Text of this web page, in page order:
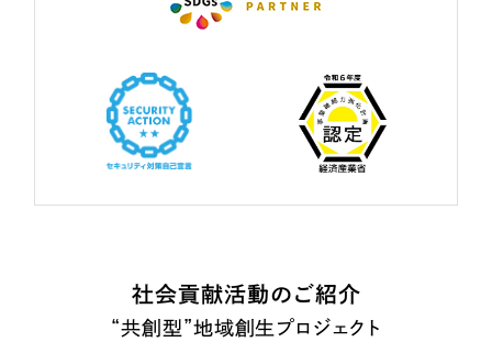
社会貢献活動のご紹介
“共創型”地域創生プロジェクト